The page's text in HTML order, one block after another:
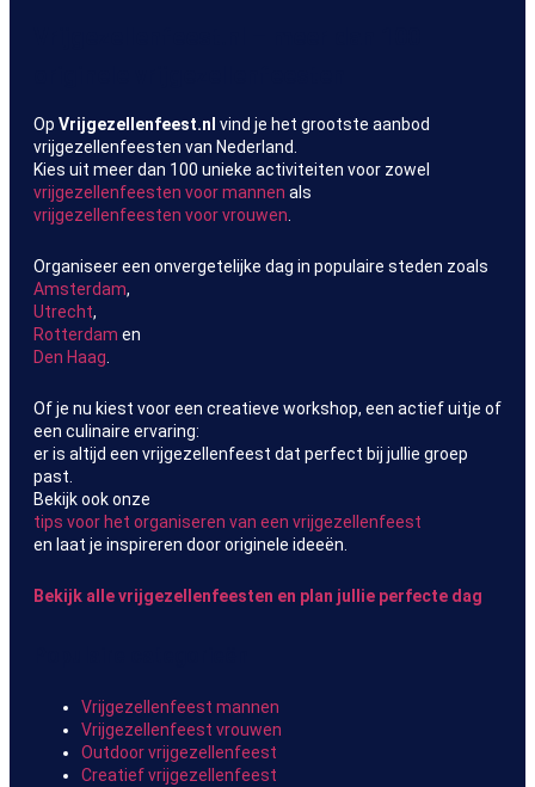
Op Vrijgezellenfeest.nl vind je het grootste aanbod
vrijgezellenfeesten van Nederland.
Kies uit meer dan 100 unieke activiteiten voor zowel
vrijgezellenfeesten voor mannen als
vrijgezellenfeesten voor vrouwen.
Organiseer een onvergetelijke dag in populaire steden zoals
Amsterdam,
Utrecht,
Rotterdam en
Den Haag.
Of je nu kiest voor een creatieve workshop, een actief uitje of
een culinaire ervaring:
er is altijd een vrijgezellenfeest dat perfect bij jullie groep
past.
Bekijk ook onze
tips voor het organiseren van een vrijgezellenfeest
en laat je inspireren door originele ideeën.
Bekijk alle vrijgezellenfeesten en plan jullie perfecte dag
Vrijgezellenfeest mannen
Vrijgezellenfeest vrouwen
Outdoor vrijgezellenfeest
Creatief vrijgezellenfeest